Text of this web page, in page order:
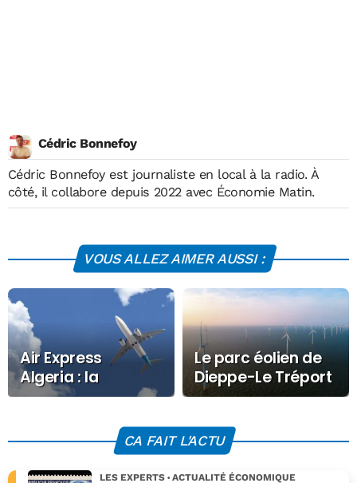
Cédric Bonnefoy
Cédric Bonnefoy est journaliste en local à la radio. À
côté, il collabore depuis 2022 avec Économie Matin.
VOUS ALLEZ AIMER AUSSI :
Air Express
Algeria : la
compagnie
l’espace aérien
Le parc éolien de
Dieppe-Le Tréport
avance
CA FAIT L'ACTU
LES EXPERTS ACTUALITÉ ÉCONOMIQUE